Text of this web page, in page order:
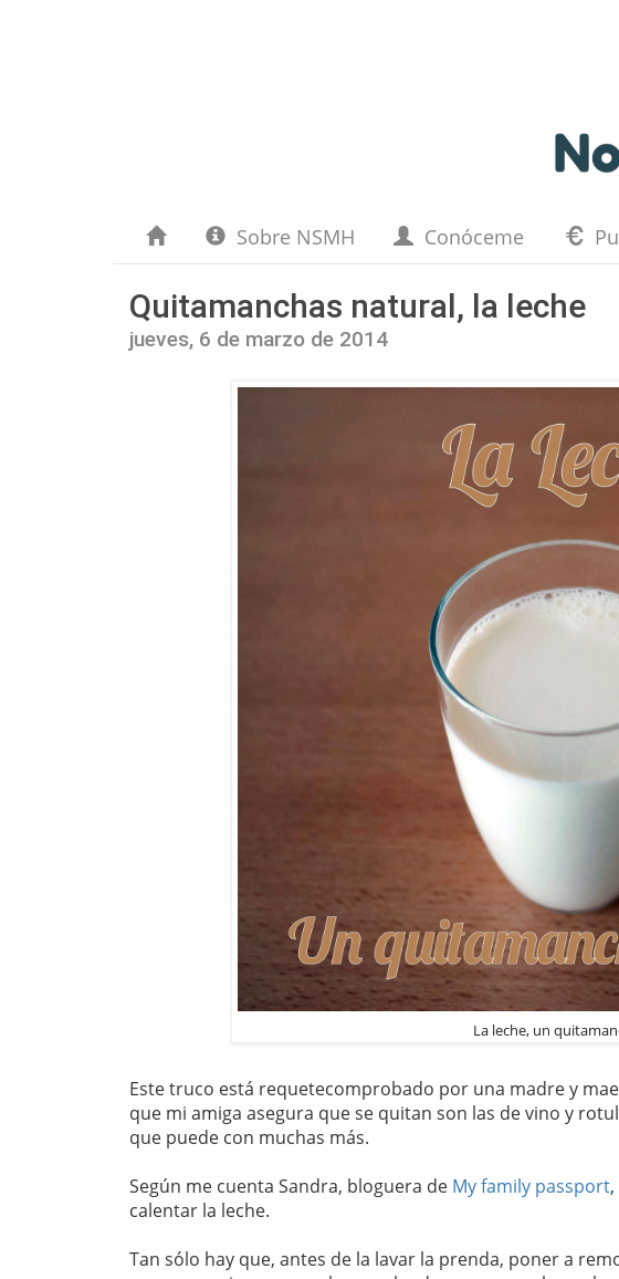
Sobre NSMH Conóceme
Quitamanchas natural, la leche
jueves, 6 de marzo de 2014
La leche, un
Este truco está requetecomprobado por una madre y
que mi amiga asegura que se quitan son las de vino y
que puede con muchas más.
Según me cuenta Sandra, bloguera de My family passport
calentar la leche.
Tan sólo hay que, antes de la lavar la prenda, poner a